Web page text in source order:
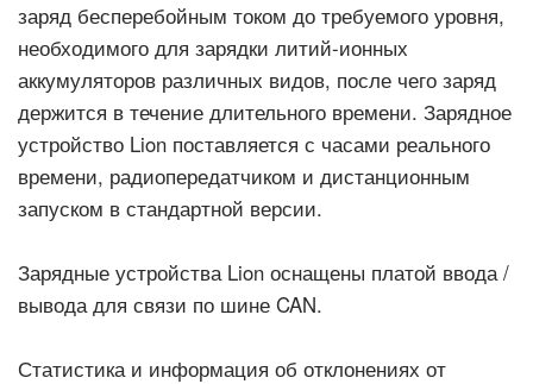
заряд бесперебойным током до требуемого уровня,
необходимого для зарядки литий-ионных
аккумуляторов различных видов, после чего заряд
держится в течение длительного времени. Зарядное
устройство Lion поставляется с часами реального
времени, радиопередатчиком и дистанционным
запуском в стандартной версии.
Зарядные устройства Lion оснащены платой ввода /
вывода для связи по шине CAN.
Статистика и информация об отклонениях от